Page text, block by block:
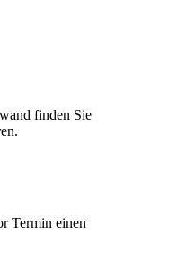
finden Sie
Termin einen